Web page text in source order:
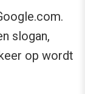
slogan,
op wordt